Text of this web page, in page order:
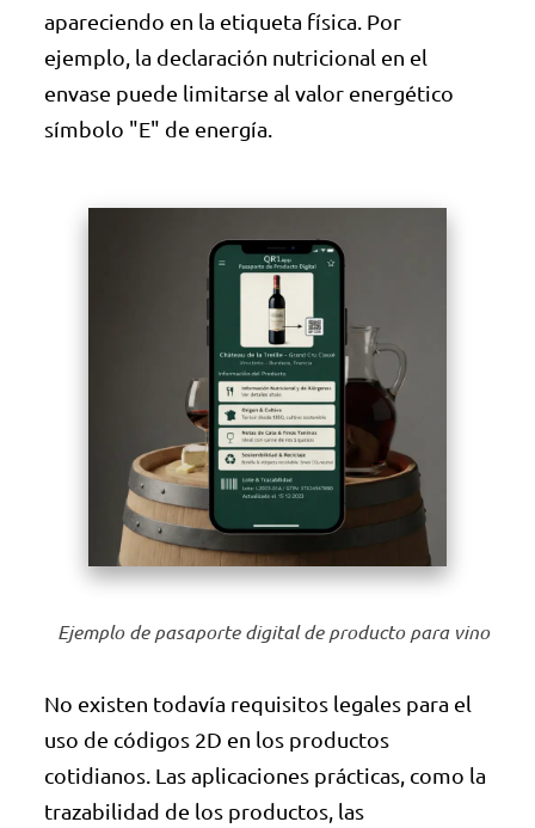
apareciendo en la etiqueta física. Por
ejemplo, la declaración nutricional en el
envase puede limitarse al valor energético
símbolo "E" de energía.
Ejemplo de pasaporte digital de producto para vino
No existen todavía requisitos legales para el
uso de códigos 2D en los productos
cotidianos. Las aplicaciones prácticas, como la
trazabilidad de los productos, las